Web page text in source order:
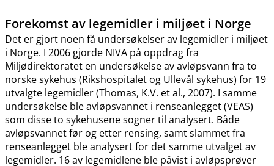
Forekomst av legemidler i miljøet i Norge
Det er gjort noen få undersøkelser av legemidler i miljøet
i Norge. I 2006 gjorde NIVA på oppdrag fra
Miljødirektoratet en undersøkelse av avløpsvann fra to
norske sykehus (Rikshospitalet og Ullevål sykehus) for 19
utvalgte legemidler (Thomas, K.V. et al., 2007). I samme
undersøkelse ble avløpsvannet i renseanlegget (VEAS)
som disse to sykehusene sogner til analysert. Både
avløpsvannet før og etter rensing, samt slammet fra
renseanlegget ble analysert for det samme utvalget av
legemidler. 16 av legemidlene ble påvist i avløpsprøver